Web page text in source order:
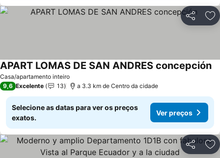
Partilhar
Casa/apartamento inteiro
APART LOMAS DE SAN ANDRES concepción
9,6 Excelente 13 a 3.3 km de Centro da cidade
Selecione as datas para ver os preços
exatos.
Ver preços
Partilhar